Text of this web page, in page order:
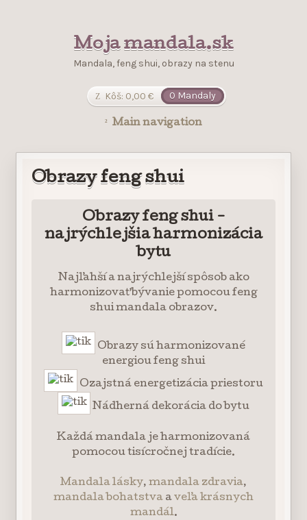
Moja mandala.sk
Mandala, feng shui, obrazy na stenu
Kôš: 0,00€ 0 Mandaly
Main navigation
Obrazy feng shui
Obrazy feng shui -
najrýchlejšia harmonizácia
bytu
Najľahší a najrýchlejší spôsob ako
harmonizovať bývanie pomocou feng
shui mandala obrazov.
Obrazy sú harmonizované
energiou feng shui
Ozajstná energetizácia priestoru
Nádherná dekorácia do bytu
Každá mandala je harmonizovaná
pomocou tisícročnej tradície.
Mandala lásky, mandala zdravia,
mandala bohatstva aveľa krásnych
mandál.